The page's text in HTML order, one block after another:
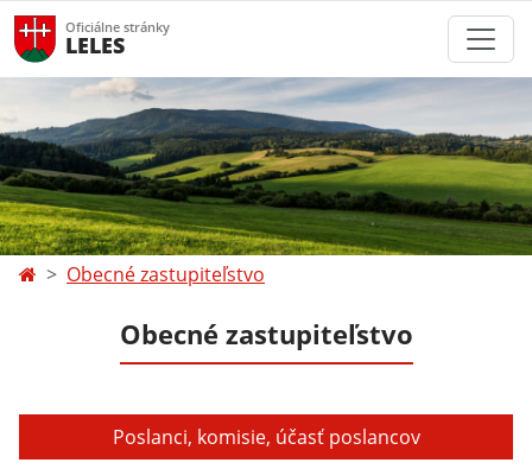
Oficiálne stránky
LELES
Obecné zastupiteľstvo
Obecné zastupiteľstvo
Poslanci, komisie, účasť poslancov